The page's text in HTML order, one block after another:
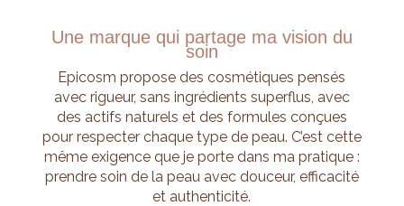
Une marque qui partage ma vision du
soin
Epicosm propose des cosmétiques pensés
avec rigueur, sans ingrédients superflus, avec
des actifs naturels et des formules conçues
pour respecter chaque type de peau. C’est cette
même exigence que je porte dans ma pratique :
prendre soin de la peau avec douceur, efficacité
et authenticité.